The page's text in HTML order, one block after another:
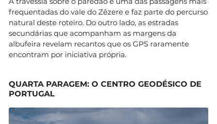
frequentadas do vale do Zêzere e faz parte do percurso
natural deste roteiro. Do outro lado, as estradas
secundárias que acompanham as margens da
albufeira revelam recantos que os GPS raramente
encontram por iniciativa própria.
QUARTA PARAGEM: O CENTRO GEODÉSICO DE
PORTUGAL